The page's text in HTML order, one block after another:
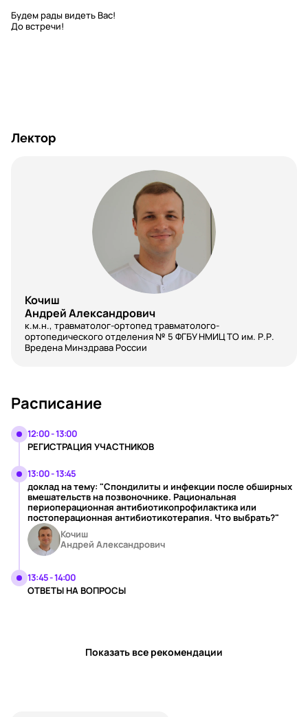
Будем рады видеть Вас!
До встречи!
Лектор
Кочиш
Андрей Александрович
к.м.н., травматолог-ортопед травматолого-
ортопедического отделения № 5 ФГБУ НМИЦ ТО им. Р.Р.
Вредена Минздрава России
Расписание
12:00 - 13:00
РЕГИСТРАЦИЯ УЧАСТНИКОВ
13:00 - 13:45
доклад на тему: "Спондилиты и инфекции после обширных
вмешательств на позвоночнике. Рациональная
периоперационная антибиотикопрофилактика или
постоперационная антибиотикотерапия. Что выбрать?"
Кочиш
Андрей Александрович
13:45 - 14:00
ОТВЕТЫ НА ВОПРОСЫ
Показать все рекомендации